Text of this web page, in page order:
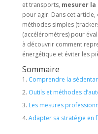
et transports, mesurer
pour agir. Dans cet
méthodes simples
(accéléromètres) pour
à découvrir comment
énergétique et éviter les
Sommaire
Comprendre la
Outils et méthodes
Les mesures
Adapter sa stratégie en